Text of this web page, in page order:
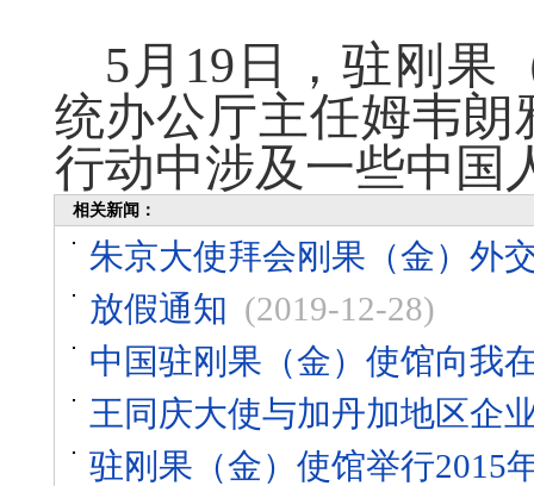
5月19日，驻刚果
统办公厅主任姆韦
行动中涉及一些中国
相关新闻：
朱京大使拜会刚果（金）外
放假通知 (2019-12-28)
中国驻刚果（金）使馆向我
王同庆大使与加丹加地区企
驻刚果（金）使馆举行2015